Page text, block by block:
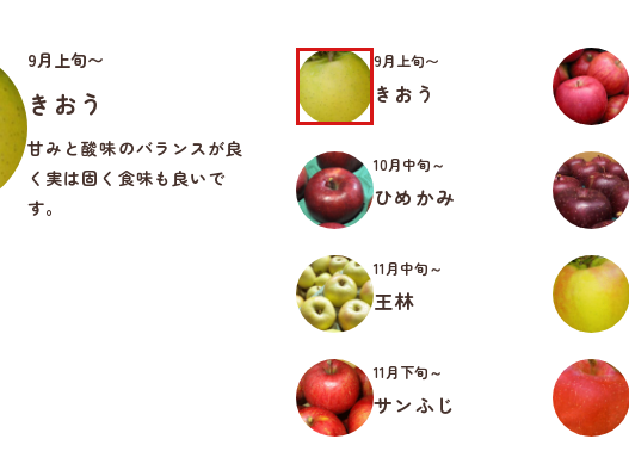
9月上旬〜
きおう
甘みと酸味のバランスが良
く実は固く食味も良いで
す。
9月上旬〜
きおう
10月中旬～
ひめかみ
11月中旬～
王林
11月下旬～
サンふじ